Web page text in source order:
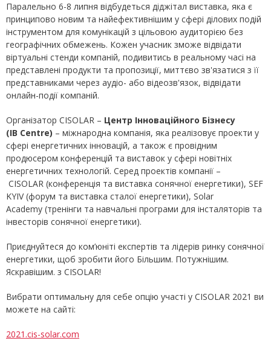
Паралельно 6-8 липня відбудеться діджітал виставка, яка є
принципово новим та найефективнішим у сфері ділових подій
інструментом для комунікацій з цільовою аудиторією без
географічних обмежень. Кожен учасник зможе відвідати
віртуальні стенди компаній, подивитись в реальному часі на
представлені продукти та пропозиції, миттєво зв'язатися з її
представниками через аудіо- або відеозв'язок, відвідати
онлайн-події компаній.
Організатор CISOLAR – Центр Інноваційного Бізнесу
(IB Centre) – міжнародна компанія, яка реалізовує проекти у
сфері енергетичних інновацій, а також є провідним
продюсером конференцій та виставок у сфері новітніх
енергетичних технологій. Серед проектів компанії –
CISOLAR (конференція та виставка сонячної енергетики), SEF
KYIV (форум та виставка сталої енергетики), Solar
Academy (тренінги та навчальні програми для інсталяторів та
інвесторів сонячної енергетики).
Приєднуйтеся до ком’юніті експертів та лідерів ринку сонячної
енергетики, щоб зробити його Більшим. Потужнішим.
Яскравішим. з CISOLAR!
Вибрати оптимальну для себе опцію участі у CISOLAR 2021 ви
можете на сайті:
2021.cis-solar.com